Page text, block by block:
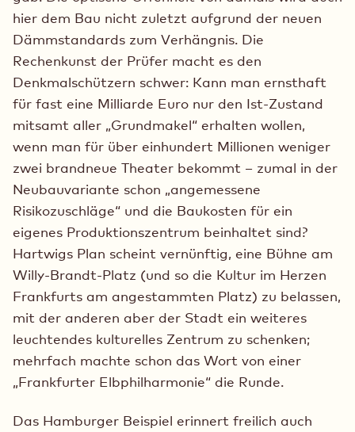
hier dem Bau nicht zuletzt aufgrund der neuen
Dämmstandards zum Verhängnis. Die
Rechenkunst der Prüfer macht es den
Denkmalschützern schwer: Kann man ernsthaft
für fast eine Milliarde Euro nur den Ist-Zustand
mitsamt aller „Grundmakel“ erhalten wollen,
wenn man für über einhundert Millionen weniger
zwei brandneue Theater bekommt – zumal in der
Neubauvariante schon „angemessene
Risikozuschläge“ und die Baukosten für ein
eigenes Produktionszentrum beinhaltet sind?
Hartwigs Plan scheint vernünftig, eine Bühne am
Willy-Brandt-Platz (und so die Kultur im Herzen
Frankfurts am angestammten Platz) zu belassen,
mit der anderen aber der Stadt ein weiteres
leuchtendes kulturelles Zentrum zu schenken;
mehrfach machte schon das Wort von einer
„Frankfurter Elbphilharmonie“ die Runde.
Das Hamburger Beispiel erinnert freilich auch